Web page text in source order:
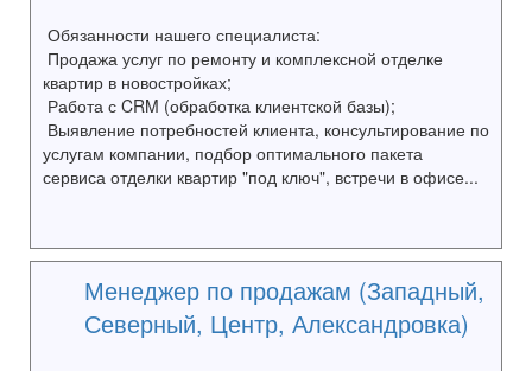
Обязанности нашего специалиста:
Продажа услуг по ремонту и комплексной отделке
квартир в новостройках;
Работа с CRM (обработка клиентской базы);
Выявление потребностей клиента, консультирование по
услугам компании, подбор оптимального пакета
сервиса отделки квартир "под ключ", встречи в офисе...
Менеджер по продажам (Западный,
Северный, Центр, Александровка)